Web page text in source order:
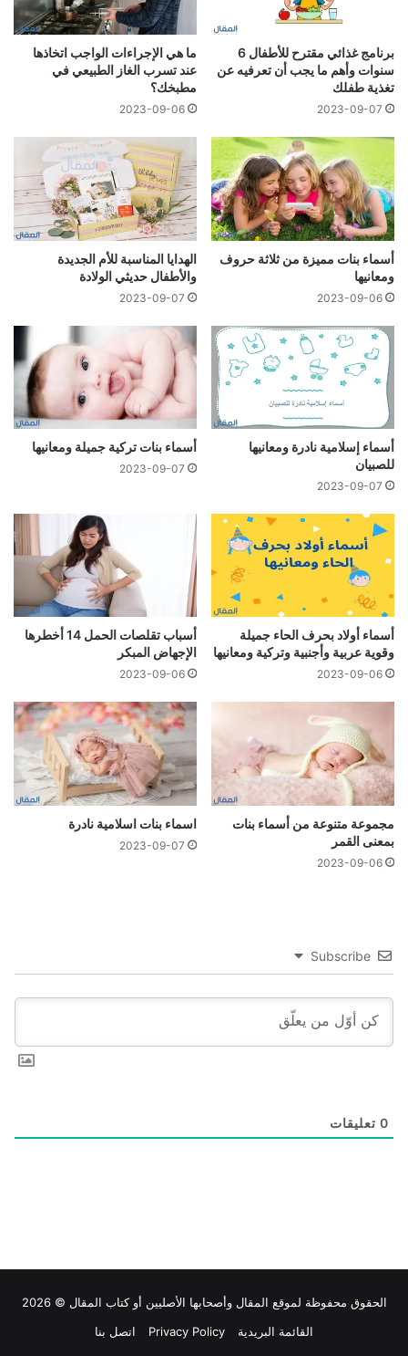
برنامج غذائي مقترح للأطفال 6
سنوات وأهم ما يجب أن تعرفيه عن
تغذية طفلك
2023-09-07
ما هي الإجراءات الواجب اتخاذها
عند تسرب الغاز الطبيعي في
مطبخك؟
2023-09-06
أسماء بنات مميزة من ثلاثة حروف
ومعانيها
2023-09-06
الهدايا المناسبة للأم الجديدة
والأطفال حديثي الولادة
2023-09-07
أسماء إسلامية نادرة ومعانيها
للصبيان
2023-09-07
أسماء بنات تركية جميلة ومعانيها
2023-09-07
أسماء أولاد بحرف الحاء جميلة
وقوية عربية وأجنبية وتركية ومعانيها
2023-09-06
أسباب تقلصات الحمل 14 أخطرها
الإجهاض المبكر
2023-09-06
مجموعة متنوعة من أسماء بنات
بمعنى القمر
2023-09-06
اسماء بنات اسلامية نادرة
2023-09-07
Subscribe
0 تعليقات
الحقوق محفوظة لموقع المقال وأصحابها الأصليين أو كتاب المقال © 2026
القائمة البريدية
Privacy Policy اتصل بنا